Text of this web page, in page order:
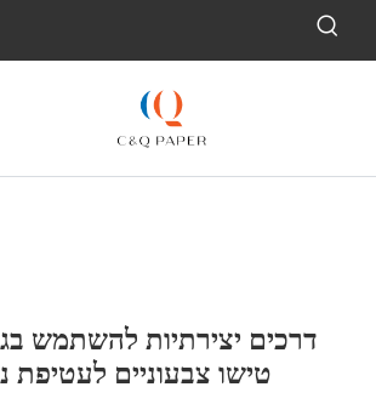
דרכים יצירתיות להשתמש
טישו צבעוניים לעטיפת